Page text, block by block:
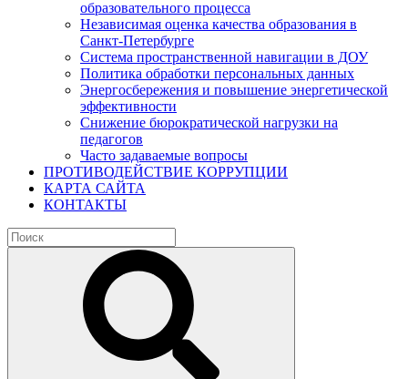
образовательного процесса
Независимая оценка качества образования в
Санкт-Петербурге
Система пространственной навигации в ДОУ
Политика обработки персональных данных
Энергосбережения и повышение энергетической
эффективности
Снижение бюрократической нагрузки на
педагогов
Часто задаваемые вопросы
ПРОТИВОДЕЙСТВИЕ КОРРУПЦИИ
КАРТА САЙТА
КОНТАКТЫ